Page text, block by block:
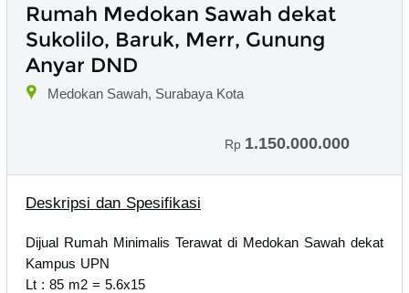
Rumah Medokan Sawah dekat
Sukolilo, Baruk, Merr, Gunung
Anyar DND
Medokan Sawah, Surabaya Kota
Rp 1.150.000.000
Deskripsi dan Spesifikasi
Dijual Rumah Minimalis Terawat di Medokan Sawah dekat
Kampus UPN
Lt : 85 m2 = 5.6x15